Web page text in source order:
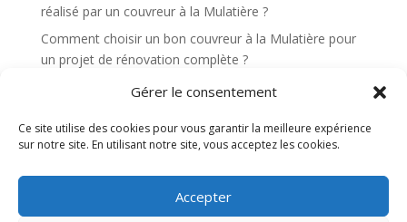
Gérer le consentement
Ce site utilise des cookies pour vous garantir la meilleure expérience
sur notre site. En utilisant notre site, vous acceptez les cookies.
Accepter
réalisé par un couvreur à la Mulatière ?
Comment choisir un bon couvreur à la Mulatière pour
un projet de rénovation complète ?
Un couvreur à la Mulatière propose-t-il des solutions
Recent Comments